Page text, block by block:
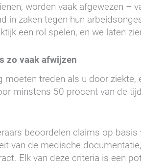
worden vaak afgewezen –
in zaken tegen hun
een rol spelen, en we laten
zo vaak afwijzen
treden als u door
minstens 50 procent van de
beoordelen claims op
van de medische
Elk van deze criteria is een